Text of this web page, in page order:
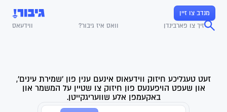
מנדב צו זיין
זיך צו פארבינדן
וואס איז גיבור? ווידעאס
זעט טעגליכע חיזוק ווידעאוס אינעם ענין פון 'שמירת עינים',
און שעפט הויפענעס פון חיזוק צו שטיין על המשמר און
באקעמפן אלע שוועריגקייטן.